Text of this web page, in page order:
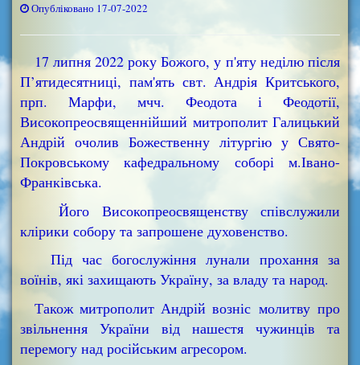
Опубліковано 17-07-2022
17 липня 2022 року Божого, у п'яту неділю після
П’ятидесятниці, пам'ять свт. Андрія Критського,
прп. Марфи, мчч. Феодота і Феодотії,
Високопреосвященнійший митрополит Галицький
Андрій очолив Божественну літургію у Свято-
Покровському кафедральному соборі м.Івано-
Франківська.
Його Високопреосвященству співслужили
клірики собору та запрошене духовенство.
Під час богослужіння лунали прохання за
воїнів, які захищають Україну, за владу та народ.
Також митрополит Андрій возніс молитву про
звільнення України від нашестя чужинців та
перемогу над російським агресором.